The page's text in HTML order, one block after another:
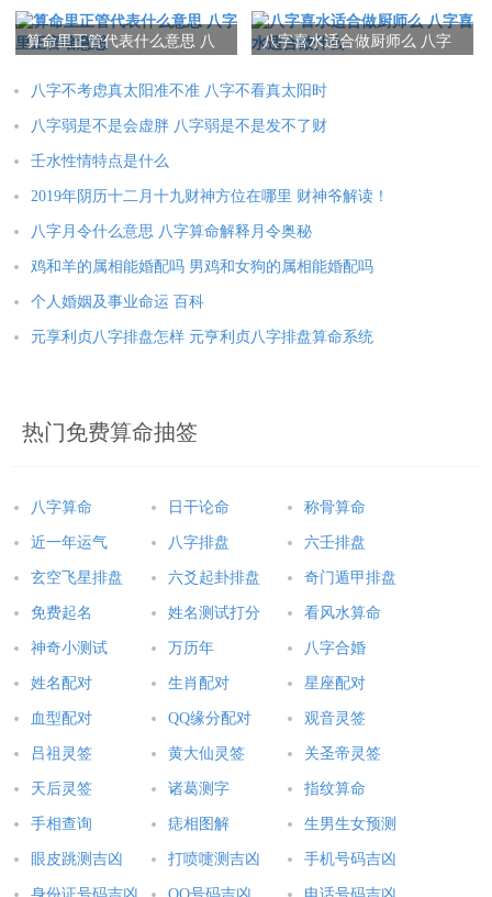
算命里正管代表什么意思 八
八字喜水适合做厨师么 八字
八字不考虑真太阳准不准 八字不看真太阳时
八字弱是不是会虚胖 八字弱是不是发不了财
壬水性情特点是什么
2019年阴历十二月十九财神方位在哪里 财神爷解读！
八字月令什么意思 八字算命解释月令奥秘
鸡和羊的属相能婚配吗 男鸡和女狗的属相能婚配吗
个人婚姻及事业命运 百科
元享利贞八字排盘怎样 元亨利贞八字排盘算命系统
热门免费算命抽签
八字算命 日干论命 称骨算命
近一年运气 八字排盘 六壬排盘
玄空飞星排盘 六爻起卦排盘 奇门遁甲排盘
免费起名 姓名测试打分 看风水算命
神奇小测试 万历年 八字合婚
姓名配对 生肖配对 星座配对
血型配对 QQ缘分配对 观音灵签
吕祖灵签 黄大仙灵签 关圣帝灵签
天后灵签 诸葛测字 指纹算命
手相查询 痣相图解 生男生女预测
眼皮跳测吉凶 打喷嚏测吉凶 手机号码吉凶